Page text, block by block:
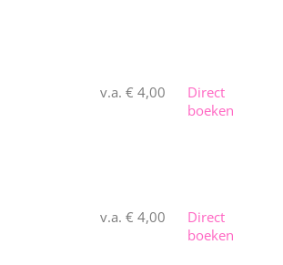
v.a. € 4,00
Direct
boeken
v.a. € 4,00
Direct
boeken